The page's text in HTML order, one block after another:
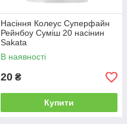
Насіння Колеус Суперфайн
Рейнбоу Суміш 20 насінин
Sakata
В наявності
20 ₴
Купити